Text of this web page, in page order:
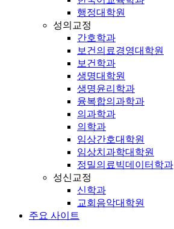
행정대학원
성의교정
간호학과
보건의료경영대학원
보건학과
생명대학원
생명윤리학과
융복합의과학과
의과학과
의학과
임상간호대학원
임상치과학대학원
정밀의료빅데이터학과
성신교정
신학과
교회음악대학원
주요 사이트